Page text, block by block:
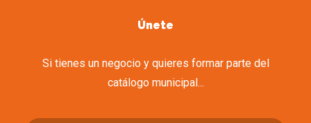
Únete
Si tienes un negocio y quieres formar parte del
catálogo municipal...